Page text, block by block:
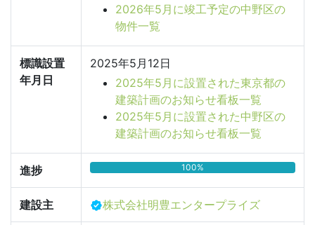
2026年5月に竣工予定の中野区の
物件一覧
標識設置
年月日
2025年5月12日
2025年5月に設置された東京都の
建築計画のお知らせ看板一覧
2025年5月に設置された中野区の
建築計画のお知らせ看板一覧
進捗 100%
建設主 株式会社明豊エンタープライズ